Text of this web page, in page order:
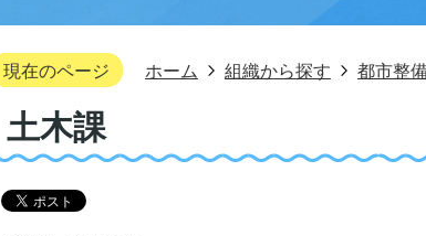
現在のページ ホーム 組織から探す 都市整
土木課